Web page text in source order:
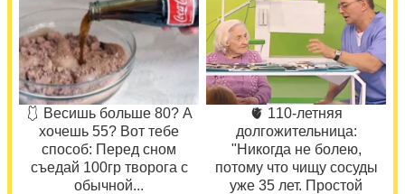
🩱 Весишь больше 80? А
хочешь 55? Вот тебе
способ: Перед сном
съедай 100гр творога с
обычной...
🫀 110-летняя
долгожительница:
"Никогда не болею,
потому что чищу сосуды
уже 35 лет. Простой